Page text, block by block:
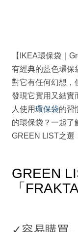
【IKEA環保袋｜
有經典的藍色環保
對它有任何幻想，
發現它實用又結實
人使用環保袋的習
的環保袋？一起了
GREEN LIST之選
GREEN
「FRAKTA